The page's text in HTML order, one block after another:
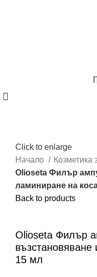
Click to enlarge
Начало
Козметика
Olioseta Филър
ламиниране на
Back to products
Купи с
Olioseta Филър
15 мл